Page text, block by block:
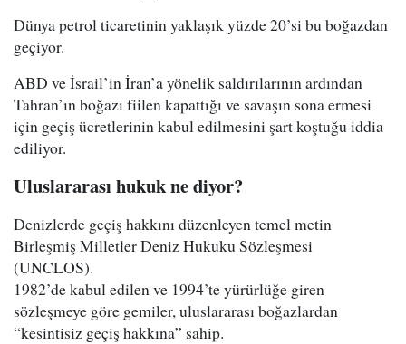
Dünya petrol ticaretinin yaklaşık yüzde 20’si bu boğazdan
geçiyor.
ABD ve İsrail’in İran’a yönelik saldırılarının ardından
Tahran’ın boğazı fiilen kapattığı ve savaşın sona ermesi
için geçiş ücretlerinin kabul edilmesini şart koştuğu iddia
ediliyor.
Uluslararası hukuk ne diyor?
Denizlerde geçiş hakkını düzenleyen temel metin
Birleşmiş Milletler Deniz Hukuku Sözleşmesi
(UNCLOS).
1982’de kabul edilen ve 1994’te yürürlüğe giren
sözleşmeye göre gemiler, uluslararası boğazlardan
“kesintisiz geçiş hakkına” sahip.